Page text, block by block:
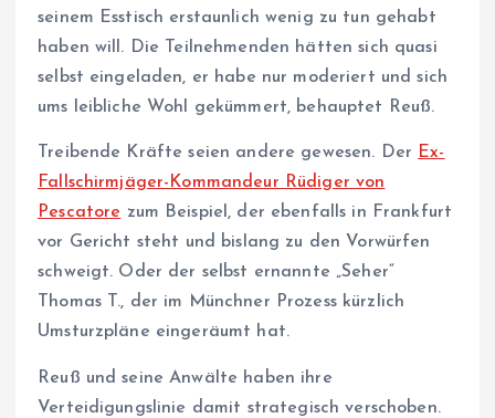
seinem Esstisch erstaunlich wenig zu tun gehabt
haben will. Die Teilnehmenden hätten sich quasi
selbst eingeladen, er habe nur moderiert und sich
ums leibliche Wohl gekümmert, behauptet Reuß.
Treibende Kräfte seien andere gewesen. Der Ex-
Fallschirmjäger-Kommandeur Rüdiger von
Pescatore zum Beispiel, der ebenfalls in Frankfurt
vor Gericht steht und bislang zu den Vorwürfen
schweigt. Oder der selbst ernannte „Seher“
Thomas T., der im Münchner Prozess kürzlich
Umsturzpläne eingeräumt hat.
Reuß und seine Anwälte haben ihre
Verteidigungslinie damit strategisch verschoben.